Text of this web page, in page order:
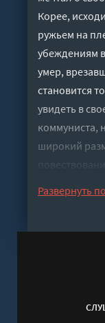
Корее,
ружьем на
убеждениям
умер,
становится
увидеть в
коммуниста,
широкий
трагедии
Республики
Развернуть